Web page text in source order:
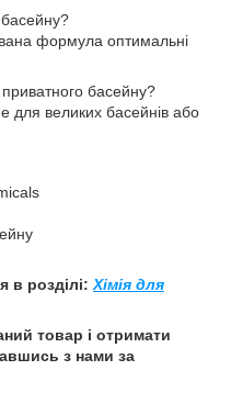
басейну?
формула оптимальні
басейну?
для великих басейнів або
в розділі: Хімія для
товар і отримати
з нами за